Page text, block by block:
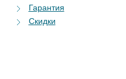
Гарантия
Скидки